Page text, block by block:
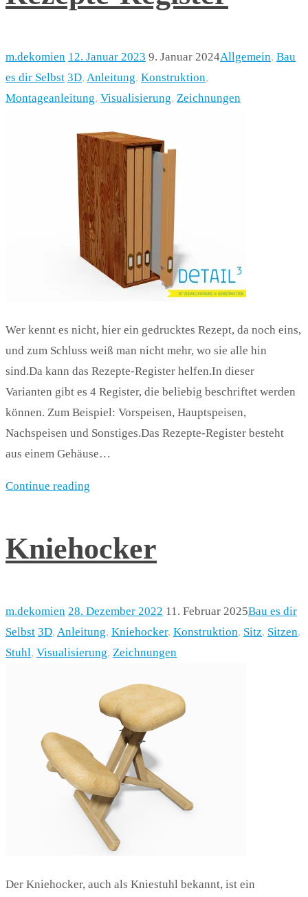
m.dekomien 12. Januar 2023 9. Januar 2024Allgemein, Bau
es dir Selbst 3D, Anleitung, Konstruktion,
Montageanleitung, Visualisierung, Zeichnungen
Wer kennt es nicht, hier ein gedrucktes Rezept, da noch eins,
und zum Schluss weiß man nicht mehr, wo sie alle hin
sind.Da kann das Rezepte-Register helfen.In dieser
Varianten gibt es 4 Register, die beliebig beschriftet werden
können. Zum Beispiel: Vorspeisen, Hauptspeisen,
Nachspeisen und Sonstiges.Das Rezepte-Register besteht
aus einem Gehäuse…
Continue reading
Kniehocker
m.dekomien 28. Dezember 2022 11. Februar 2025Bau es dir
Selbst 3D, Anleitung, Kniehocker, Konstruktion, Sitz, Sitzen,
Stuhl, Visualisierung, Zeichnungen
Der Kniehocker, auch als Kniestuhl bekannt, ist ein